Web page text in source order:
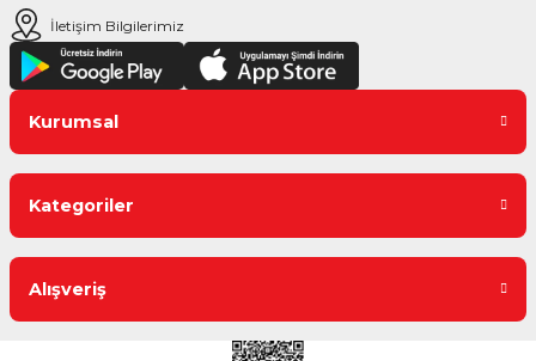
İletişim Bilgilerimiz
Kurumsal
Kategoriler
Alışveriş